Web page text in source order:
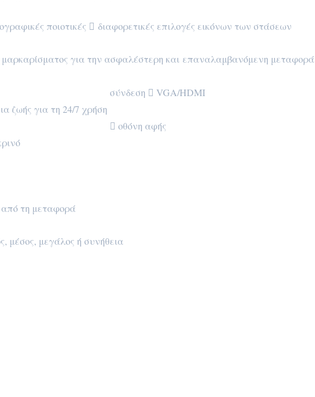
ποιοτικές  διαφορετικές επιλογές εικόνων των στάσεων
για την ασφαλέστερη και επαναλαμβανόμενη μεταφορά
VGA/HDMI
ζωής για τη 24/7 χρήση
αφής
από τη μεταφορά
μέσος, μεγάλος ή συνήθεια